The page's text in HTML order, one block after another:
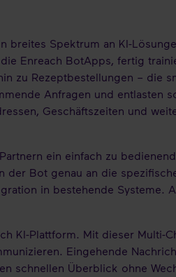
breites Spektrum an KI-
Enreach BotApps, fertig
zu Rezeptbestellungen – die
Anfragen und entlasten
Geschäftszeiten und
ein einfach zu
Bot genau an die
in bestehende Systeme.
KI-Plattform. Mit dieser Multi-
Eingehende
schnellen Überblick ohne